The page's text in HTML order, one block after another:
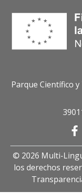
Parque Científico
© 2026 Multi-
los derechos